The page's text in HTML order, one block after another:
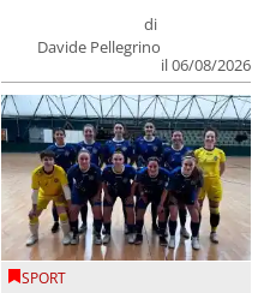
di
Davide Pellegrino
il 06/08/2026
SPORT